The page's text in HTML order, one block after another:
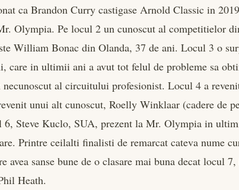
ca Brandon Curry castigase Arnold Classic in
Olympia. Pe locul 2 un cunoscut al competitielor
William Bonac din Olanda, 37 de ani. Locul 3 o
care in ultimii ani a avut tot felul de probleme sa
al circuitului profesionist. Locul 4 a
unui alt cunoscut, Roelly Winklaar (cadere de
Steve Kuclo, SUA, prezent la Mr. Olympia in
Printre ceilalti finalisti de remarcat cateva nume
sanse bune de o clasare mai buna decat locul
Heath.